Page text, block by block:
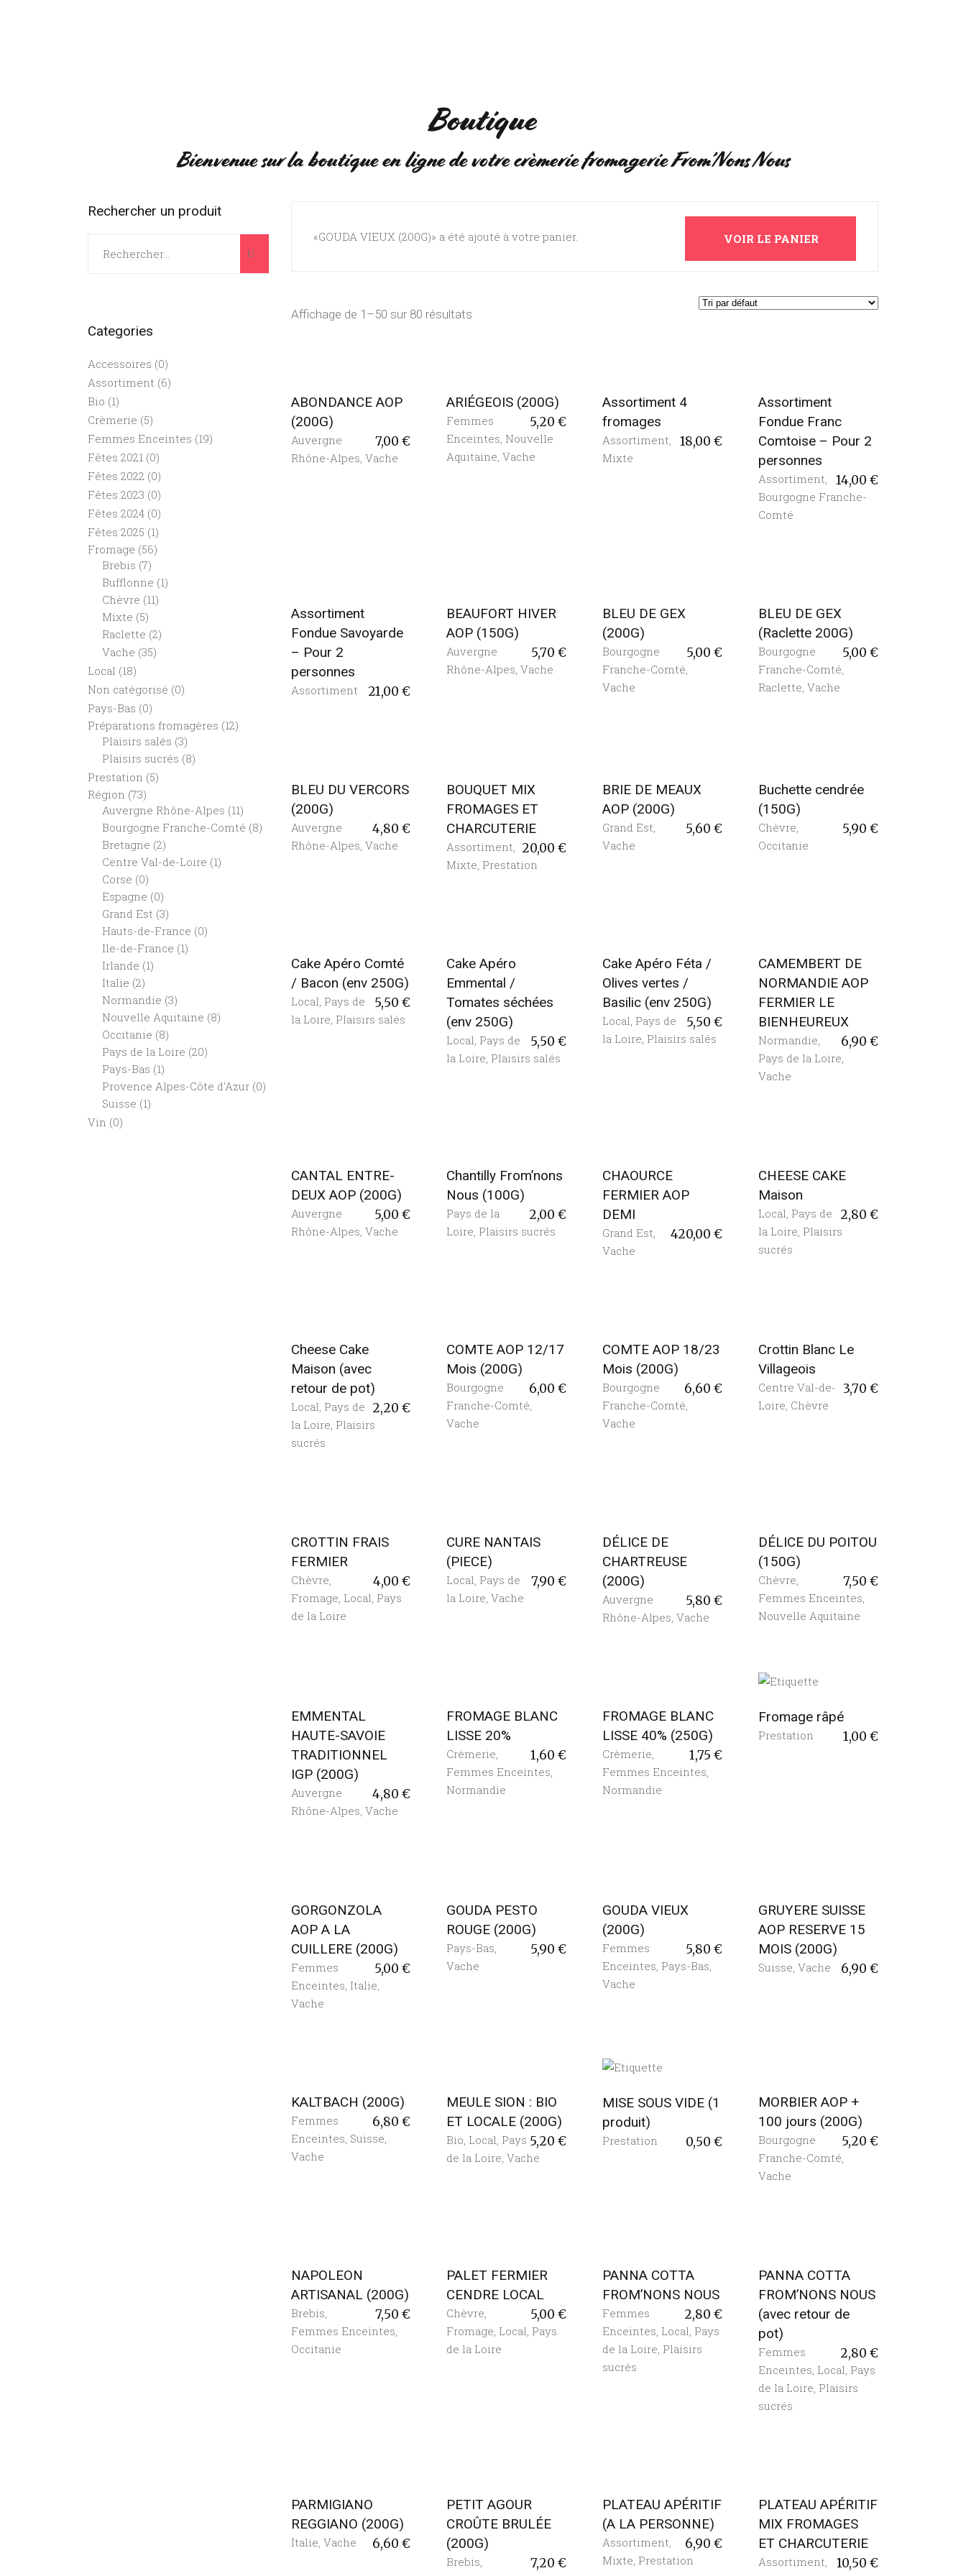
Boutique
Bienvenue sur la boutique en ligne de votre crèmerie fromagerie From’Nons Nous
VOIR LE PANIER
«GOUDA VIEUX (200G)» a été ajouté à votre panier.
Affichage de 1–50 sur 80 résultats
ABONDANCE AOP
(200G)
7,00€
Auvergne
Rhône-Alpes Vache
ARIÉGEOIS (200G)
5,20€
Femmes
Enceintes Nouvelle
Aquitaine ,Vache
Assortiment 4
fromages
18,00€
Assortiment
Mixte
Assortiment
Fondue Franc
Comtoise – Pour 2
personnes
14,00 €
Assortiment
Bourgogne Franche-
Comté
Assortiment
Fondue Savoyarde
– Pour 2
personnes
21,00€
Assortiment
BEAUFORT HIVER
AOP (150G)
5,70€
Auvergne
Rhône-Alpes,Vache
BLEU DE GEX
(200G)
5,00€
Bourgogne
Franche-Comté,
Vache
BLEU DE GEX
(Raclette 200G)
5,00 €
Bourgogne
Franche-Comté,
Raclette,Vache
BLEU DU VERCORS
(200G)
4,80€
Auvergne
Rhône-Alpes Vache
BOUQUET MIX
FROMAGES ET
CHARCUTERIE
20,00€
Assortiment
Mixte Prestation
BRIE DE MEAUX
AOP (200G)
5,60€
Grand Est
Vache
Buchette cendrée
(150G)
5,90 €
Chèvre
Occitanie
Cake Apéro Comté
/ Bacon (env 250G)
5,50€
Local, Pays de
la Loire, Plaisirs salés
Cake Apéro
Emmental /
Tomates séchées
(env 250G)
5,50€
Local, Pays de
la Loire, Plaisirs salés
Cake Apéro Féta /
Olives vertes /
Basilic (env 250G)
5,50€
Local, Pays de
la Loire, Plaisirs salés
CAMEMBERT DE
NORMANDIE AOP
FERMIER LE
BIENHEUREUX
6,90 €
Normandie,
Pays de la Loire,
Vache
CANTAL ENTRE-
DEUX AOP (200G)
5,00€
Auvergne
Rhône-Alpes Vache
Chantilly From’nons
Nous (100G)
2,00€
Pays de la
Loire Plaisirs sucrés
CHAOURCE
FERMIER AOP
DEMI
420,00€
Grand Est
Vache
CHEESE CAKE
Maison
2,80 €
Local Pays de
la Loire Plaisirs
sucrés
Cheese Cake
Maison (avec
retour de pot)
2,20€
Local, Pays de
la Loire, Plaisirs
sucrés
COMTE AOP 12/17
Mois (200G)
6,00€
Bourgogne
Franche-Comté,
Vache
COMTE AOP 18/23
Mois (200G)
6,60€
Bourgogne
Franche-Comté,
Vache
Crottin Blanc Le
Villageois
3,70 €
Centre Val-de-
Loire, Chèvre
CROTTIN FRAIS
FERMIER
4,00€
Chèvre
Fromage Local Pays
de la Loire
CURE NANTAIS
(PIECE)
7,90€
Local Pays de
la Loire ,Vache
DÉLICE DE
CHARTREUSE
(200G)
5,80€
Auvergne
Rhône-Alpes ,Vache
DÉLICE DU POITOU
(150G)
7,50 €
Chèvre
Femmes Enceintes
Nouvelle Aquitaine
EMMENTAL
HAUTE-SAVOIE
TRADITIONNEL
IGP (200G)
4,80€
Auvergne
Rhône-Alpes, Vache
FROMAGE BLANC
LISSE 20%
1,60€
Crèmerie,
Femmes Enceintes,
Normandie
FROMAGE BLANC
LISSE 40% (250G)
1,75€
Crèmerie,
Femmes Enceintes,
Normandie
Fromage râpé
1,00 €
Prestation
GORGONZOLA
AOP A LA
CUILLERE (200G)
5,00€
Femmes
Enceintes Italie
Vache
GOUDA PESTO
ROUGE (200G)
5,90€
Pays-Bas
Vache
GOUDA VIEUX
(200G)
5,80€
Femmes
Enceintes Pays-Bas
Vache
GRUYERE SUISSE
AOP RESERVE 15
MOIS (200G)
6,90 €
Suisse ,Vache
KALTBACH (200G)
6,80€
Femmes
Enceintes, Suisse,
Vache
MEULE SION : BIO
ET LOCALE (200G)
5,20€
Bio, Local, Pays
de la Loire,Vache
MISE SOUS VIDE (1
produit)
0,50€
Prestation
MORBIER AOP +
100 jours (200G)
5,20 €
Bourgogne
Franche-Comté,
Vache
NAPOLEON
ARTISANAL (200G)
7,50€
Brebis
Femmes Enceintes
Occitanie
PALET FERMIER
CENDRE LOCAL
5,00€
Chèvre
Fromage Local Pays
de la Loire
PANNA COTTA
FROM’NONS NOUS
2,80€
Femmes
Enceintes Local Pays
de la Loire Plaisirs
sucrés
PANNA COTTA
FROM’NONS NOUS
(avec retour de
pot)
2,80 €
Femmes
Enceintes Local Pays
de la Loire Plaisirs
sucrés
PARMIGIANO
REGGIANO (200G)
6,60€
Italie, Vache
PETIT AGOUR
CROÛTE BRULÉE
(200G)
7,20€
Brebis,
PLATEAU APÉRITIF
(A LA PERSONNE)
6,90€
Assortiment,
Mixte, Prestation
PLATEAU APÉRITIF
MIX FROMAGES
ET CHARCUTERIE
10,50 €
Assortiment,
Rechercher un produit
for:
Categories
Accessoires (0)
Assortiment (6)
Bio (1)
Crèmerie (5)
Femmes Enceintes (19)
Fêtes 2021 (0)
Fêtes 2022 (0)
Fêtes 2023 (0)
Fêtes 2024 (0)
Fêtes 2025 (1)
Fromage (56)
Brebis (7)
Bufflonne (1)
Chèvre (11)
Mixte (5)
Raclette (2)
Vache (35)
Local (18)
Non catégorisé (0)
Pays-Bas (0)
Préparations fromagères (12)
Plaisirs salés (3)
Plaisirs sucrés (8)
Prestation (5)
Région (73)
Auvergne Rhône-Alpes (11)
Bourgogne Franche-Comté (8)
Bretagne (2)
Centre Val-de-Loire (1)
Corse (0)
Espagne (0)
Grand Est (3)
Hauts-de-France (0)
Ile-de-France (1)
Irlande (1)
Italie (2)
Normandie (3)
Nouvelle Aquitaine (8)
Occitanie (8)
Pays de la Loire (20)
Pays-Bas (1)
Provence Alpes-Côte d'Azur (0)
Suisse (1)
Vin (0)